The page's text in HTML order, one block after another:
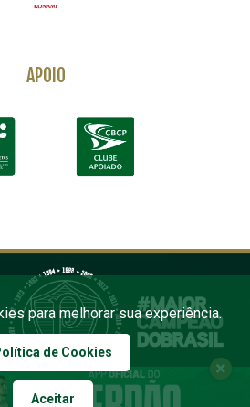
APOIO
para melhorar sua experiência.
de Cookies
Aceitar